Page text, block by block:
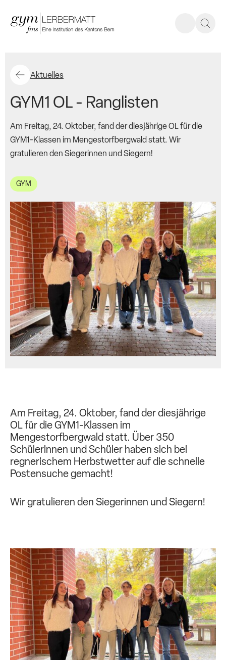
Aktuelles
GYM1 OL - Ranglisten
Am Freitag, 24. Oktober, fand der diesjährige OL für die
GYM1-Klassen im Mengestorfbergwald statt. Wir
gratulieren den Siegerinnen und Siegern!
GYM
Am Freitag, 24. Oktober, fand der diesjährige
OL für die GYM1-Klassen im
Mengestorfbergwald statt. Über 350
Schülerinnen und Schüler haben sich bei
regnerischem Herbstwetter auf die schnelle
Postensuche gemacht!
Wir gratulieren den Siegerinnen und Siegern!